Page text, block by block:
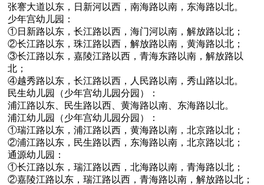
张謇大道以东，日新河以西，南海路以南，东海路以北。
少年宫幼儿园：
①日新路以东，长江路以西，海门河以南，解放路以北；
②长江路以东，珠江路以西，解放路以南，黄海路以北；
③长江路以东，嘉陵江路以西，青海东路以南，解放路以
北；
④越秀路以东，长江路以西，人民路以南，秀山路以北。
民生幼儿园（少年宫幼儿园分园）：
浦江路以东、民生路以西、黄海路以南、东海路以北。
浦江幼儿园（少年宫幼儿园分园）：
①瑞江路以东，浦江路以西，黄海路以南，北京路以北；
②浦江路以东，民生路以西，东海路以南，北京路以北；
通源幼儿园：
①长江路以东，瑞江路以西，北海路以南，青海路以北；
②嘉陵江路以东，瑞江路以西，青海路以南，解放路以北；